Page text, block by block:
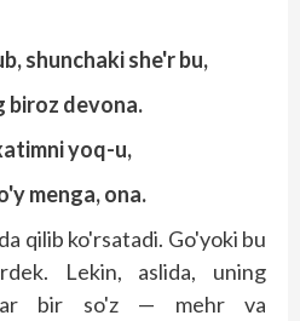
shunchaki she'r bu,
biroz devona.
yoq-u,
menga, ona.
qilib ko'rsatadi. Go'yoki bu
Lekin, aslida, uning
bir so'z — mehr va